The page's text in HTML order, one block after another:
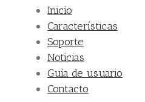
Inicio
Características
Soporte
Noticias
Guía de usuario
Contacto